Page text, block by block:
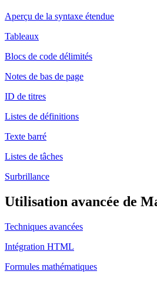
Aperçu de la syntaxe étendue
Tableaux
Blocs de code délimités
Notes de bas de page
ID de titres
Listes de définitions
Texte barré
Listes de tâches
Surbrillance
Utilisation avancée de
Techniques avancées
Intégration HTML
Formules mathématiques